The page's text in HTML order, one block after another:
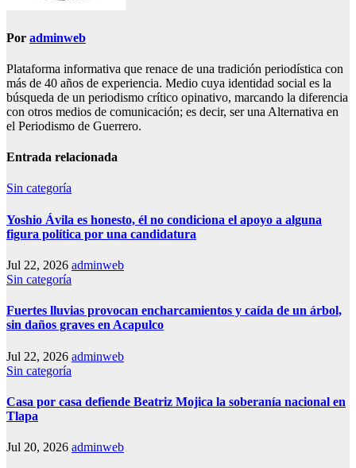
Por adminweb
Plataforma informativa que renace de una tradición periodística con
más de 40 años de experiencia. Medio cuya identidad social es la
búsqueda de un periodismo crítico opinativo, marcando la diferencia
con otros medios de comunicación; es decir, ser una Alternativa en
el Periodismo de Guerrero.
Entrada relacionada
Sin categoría
Yoshio Ávila es honesto, él no condiciona el apoyo a alguna
figura política por una candidatura
Jul 22, 2026 adminweb
Sin categoría
Fuertes lluvias provocan encharcamientos y caída de un árbol,
sin daños graves en Acapulco
Jul 22, 2026 adminweb
Sin categoría
Casa por casa defiende Beatriz Mojica la soberanía nacional en
Tlapa
Jul 20, 2026 adminweb